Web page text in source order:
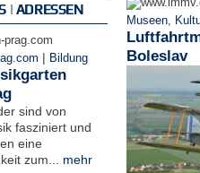
| ADRESSEN
| Bildung
sind von
fasziniert und
eine
zum... mehr
Museen,
Boleslav